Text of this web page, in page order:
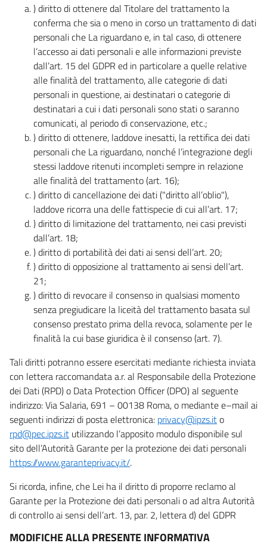
) diritto di ottenere dal Titolare del trattamento la
conferma che sia o meno in corso un trattamento di dati
personali che La riguardano e, in tal caso, di ottenere
l’accesso ai dati personali e alle informazioni previste
dall’art. 15 del GDPR ed in particolare a quelle relative
alle finalità del trattamento, alle categorie di dati
personali in questione, ai destinatari o categorie di
destinatari a cui i dati personali sono stati o saranno
comunicati, al periodo di conservazione, etc.;
) diritto di ottenere, laddove inesatti, la rettifica dei dati
personali che La riguardano, nonché l’integrazione degli
stessi laddove ritenuti incompleti sempre in relazione
alle finalità del trattamento (art. 16);
) diritto di cancellazione dei dati ("diritto all’oblio"),
laddove ricorra una delle fattispecie di cui all’art. 17;
) diritto di limitazione del trattamento, nei casi previsti
dall’art. 18;
) diritto di portabilità dei dati ai sensi dell’art. 20;
) diritto di opposizione al trattamento ai sensi dell’art.
21;
) diritto di revocare il consenso in qualsiasi momento
senza pregiudicare la liceità del trattamento basata sul
consenso prestato prima della revoca, solamente per le
finalità la cui base giuridica è il consenso (art. 7).
Tali diritti potranno essere esercitati mediante richiesta inviata
con lettera raccomandata a.r. al Responsabile della Protezione
dei Dati (RPD) o Data Protection Officer (DPO) al seguente
indirizzo: Via Salaria, 691 – 00138 Roma, o mediante e–mail ai
seguenti indirizzi di posta elettronica: privacy@ipzs.ito
rpd@pec.ipzs.it utilizzando l’apposito modulo disponibile sul
sito dell’Autorità Garante per la protezione dei dati personali
https://www.garanteprivacy.it/.
Si ricorda, infine, che Lei ha il diritto di proporre reclamo al
Garante per la Protezione dei dati personali o ad altra Autorità
di controllo ai sensi dell’art. 13, par. 2, lettera d) del GDPR
MODIFICHE ALLA PRESENTE INFORMATIVA